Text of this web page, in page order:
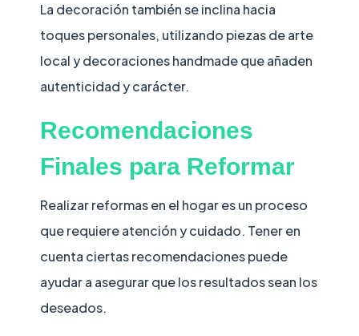
La decoración también se inclina hacia
toques personales, utilizando piezas de arte
local y decoraciones handmade que añaden
autenticidad y carácter.
Recomendaciones
Finales para Reformar
Realizar reformas en el hogar es un proceso
que requiere atención y cuidado. Tener en
cuenta ciertas recomendaciones puede
ayudar a asegurar que los resultados sean los
deseados.